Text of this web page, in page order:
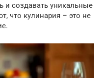
и создавать уникальные
что кулинария – это не